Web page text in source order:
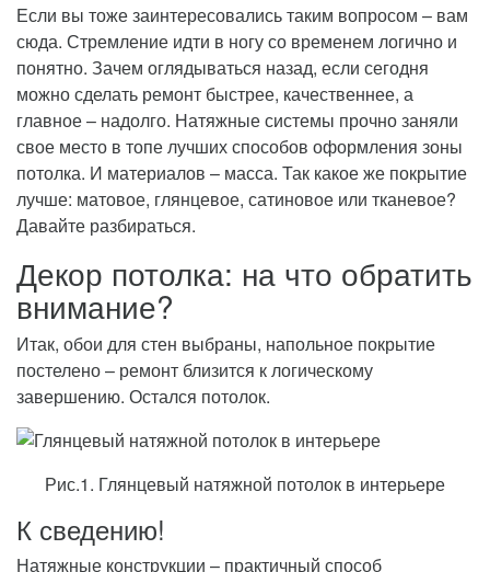
Если вы тоже заинтересовались таким вопросом – вам
сюда. Стремление идти в ногу со временем логично и
понятно. Зачем оглядываться назад, если сегодня
можно сделать ремонт быстрее, качественнее, а
главное – надолго. Натяжные системы прочно заняли
свое место в топе лучших способов оформления зоны
потолка. И материалов – масса. Так какое же покрытие
лучше: матовое, глянцевое, сатиновое или тканевое?
Давайте разбираться.
Декор потолка: на что обратить
внимание?
Итак, обои для стен выбраны, напольное покрытие
постелено – ремонт близится к логическому
завершению. Остался потолок.
Рис.1. Глянцевый натяжной потолок в интерьере
К сведению!
Натяжные конструкции – практичный способ